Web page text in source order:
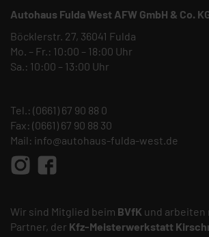
Autohaus Fulda West AFW GmbH & Co.
Böcklerstr. 27, 36041 Fulda
Mo. – Fr.: 10:00 – 18:00 Uhr
Sa.: 10:00 – 13:00 Uhr
Tel.: (0661) 67 90 88 0
Fax: (0661) 67 90 88 30
Mail: info@autohaus-fulda-west.de
Wir sind Mitglied beim BVfK und arbeiten
Partner, der Kfz-Meisterwerkstatt